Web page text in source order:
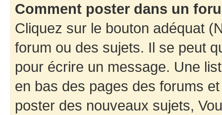
Comment poster dans un
Cliquez sur le bouton adéquat
forum ou des sujets. Il se peut
pour écrire un message. Une
en bas des pages des forums
poster des nouveaux sujets,